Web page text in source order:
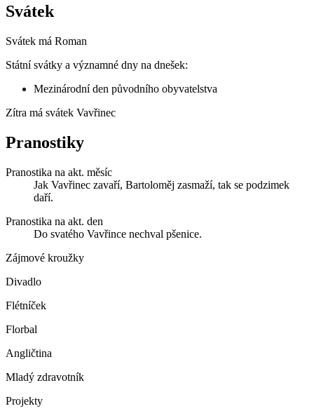
Svátek
Svátek má Roman
Státní svátky a významné dny na dnešek:
Mezinárodní den původního obyvatelstva
Zítra má svátek Vavřinec
Pranostiky
Pranostika na akt. měsíc
Jak Vavřinec zavaří, Bartoloměj zasmaží, tak se podzimek
daří.
Pranostika na akt. den
Do svatého Vavřince nechval pšenice.
Zájmové kroužky
Divadlo
Flétníček
Florbal
Angličtina
Mladý zdravotník
Projekty